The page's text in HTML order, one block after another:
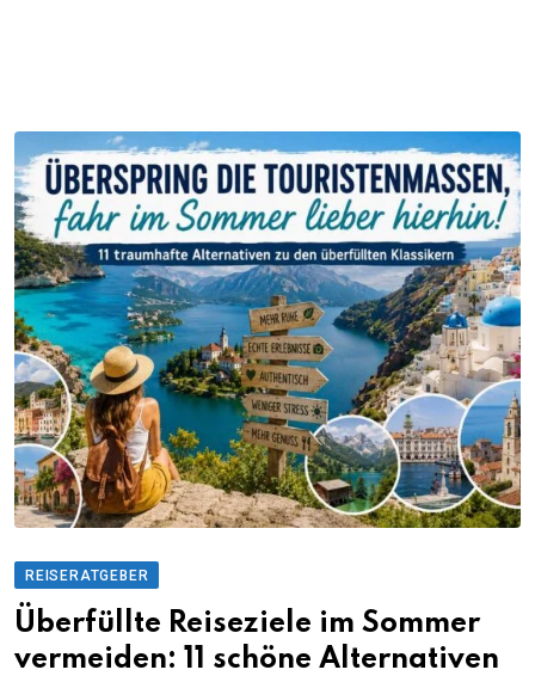
REISERATGEBER
Überfüllte Reiseziele im Sommer
vermeiden: 11 schöne Alternativen